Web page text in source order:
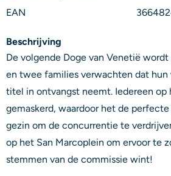
EAN
Beschrijving
De volgende Doge van Venetië
en twee families verwachten dat
titel in ontvangst neemt. Iedereen op
gemaskerd, waardoor het de
gezin om de concurrentie te
op het San Marcoplein om ervoor te
stemmen van de commissie wint!